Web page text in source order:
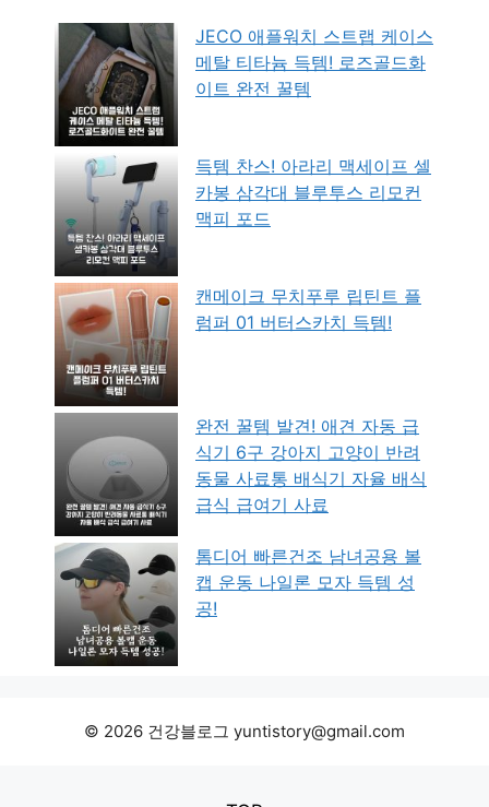
JECO 애플워치 스트랩 케이스
메탈 티타늄 득템! 로즈골드화
이트 완전 꿀템
득템 찬스! 아라리 맥세이프 셀
카봉 삼각대 블루투스 리모컨
맥피 포드
캔메이크 무치푸루 립틴트 플
럼퍼 01 버터스카치 득템!
완전 꿀템 발견! 애견 자동 급
식기 6구 강아지 고양이 반려
동물 사료통 배식기 자율 배식
급식 급여기 사료
톰디어 빠른건조 남녀공용 볼
캡 운동 나일론 모자 득템 성
공!
© 2026 건강블로그 yuntistory@gmail.com